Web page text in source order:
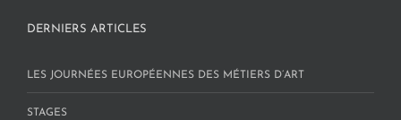
DERNIERS ARTICLES
LES JOURNÉES EUROPÉENNES DES MÉTIERS D’ART
STAGES